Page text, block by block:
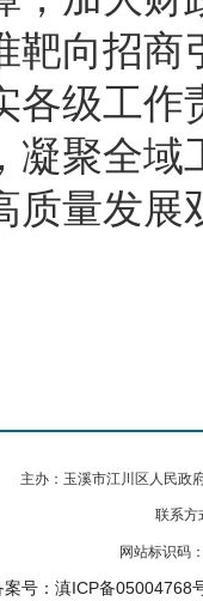
靶向招
各级工
凝聚全
质量发展
主办：玉溪市江川区人民
联系方
网站标识码
案号：滇ICP备05004768